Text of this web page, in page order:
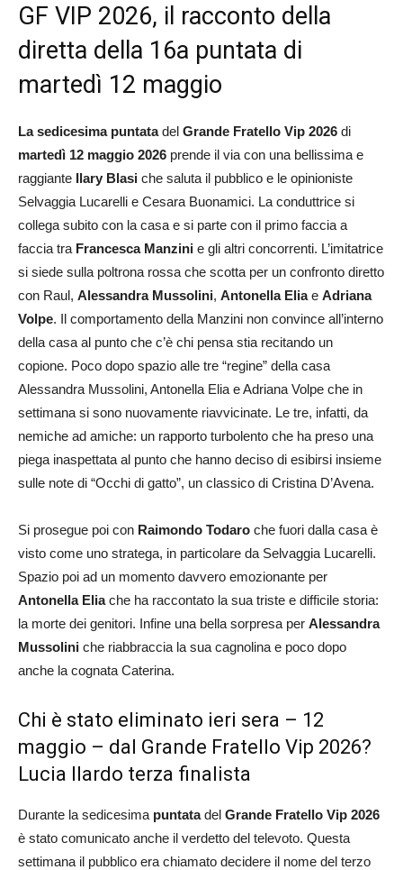
GF VIP 2026, il racconto della
diretta della 16a puntata di
martedì 12 maggio
La sedicesima puntatadel Grande Fratello Vip 2026 di
martedì 12 maggio 2026 prende il via con una bellissima e
raggiante Ilary Blasi che saluta il pubblico e le opinioniste
Selvaggia Lucarelli e Cesara Buonamici. La conduttrice si
collega subito con la casa e si parte con il primo faccia a
faccia tra Francesca Manzini e gli altri concorrenti. L’imitatrice
si siede sulla poltrona rossa che scotta per un confronto diretto
con Raul, Alessandra Mussolini, Antonella Eliae Adriana
Volpe. Il comportamento della Manzini non convince all’interno
della casa al punto che c’è chi pensa stia recitando un
copione. Poco dopo spazio alle tre “regine” della casa
Alessandra Mussolini, Antonella Elia e Adriana Volpe che in
settimana si sono nuovamente riavvicinate. Le tre, infatti, da
nemiche ad amiche: un rapporto turbolento che ha preso una
piega inaspettata al punto che hanno deciso di esibirsi insieme
sulle note di “Occhi di gatto”, un classico di Cristina D’Avena.
Si prosegue poi con Raimondo Todaro che fuori dalla casa è
visto come uno stratega, in particolare da Selvaggia Lucarelli.
Spazio poi ad un momento davvero emozionante per
Antonella Eliache ha raccontato la sua triste e difficile storia:
la morte dei genitori. Infine una bella sorpresa per Alessandra
Mussolini che riabbraccia la sua cagnolina e poco dopo
anche la cognata Caterina.
Chi è stato eliminato ieri sera – 12
maggio – dal Grande Fratello Vip 2026?
Lucia Ilardo terza finalista
Durante la sedicesima puntatadel Grande Fratello Vip 2026
è stato comunicato anche il verdetto del televoto. Questa
settimana il pubblico era chiamato decidere il nome del terzo